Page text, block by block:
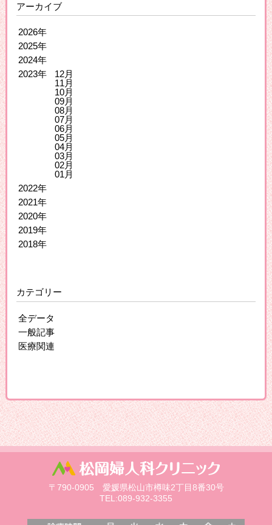
アーカイブ
2026年
2025年
2024年
2023年
12月
11月
10月
09月
08月
07月
06月
05月
04月
03月
02月
01月
2022年
2021年
2020年
2019年
2018年
カテゴリー
全データ
一般記事
医療関連
〒790-0905 愛媛県松山市樽味2丁目8番30号
TEL:089-932-3355